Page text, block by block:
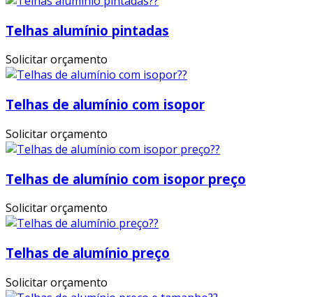
Telhas alumínio pintadas
Solicitar orçamento
Telhas de alumínio com isopor
Solicitar orçamento
Telhas de alumínio com isopor preço
Solicitar orçamento
Telhas de alumínio preço
Solicitar orçamento